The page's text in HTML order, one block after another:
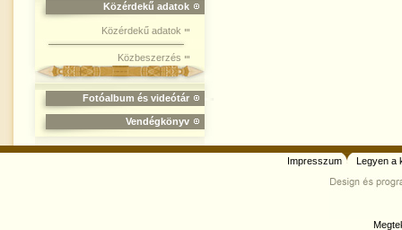
Közérdekű adatok
Közérdekű adatok
Közbeszerzés
Fotóalbum és videótár
Vendégkönyv
Impresszum Legyen a